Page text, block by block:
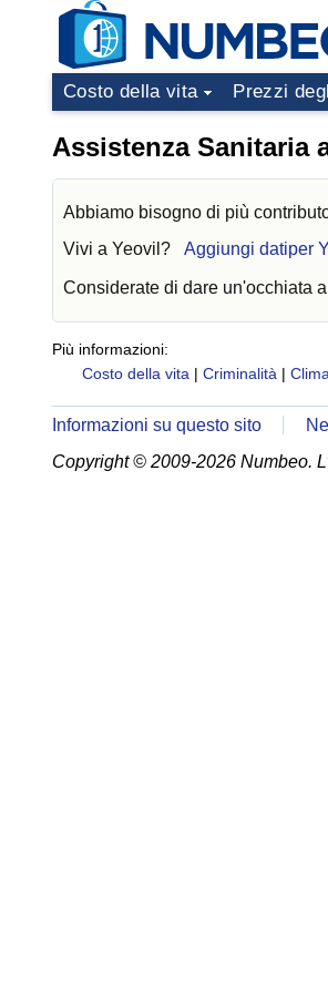
Costo della vita Prezzi
Assistenza Sanitaria
Abbiamo bisogno di più
Vivi a Yeovil ? Aggiungi datiper
Considerate di dare un'occhiata
Più informazioni:
Costo della vita | Criminalità | Clima
Informazioni su questo sito
Copyright © 2009-2026 Numbeo.